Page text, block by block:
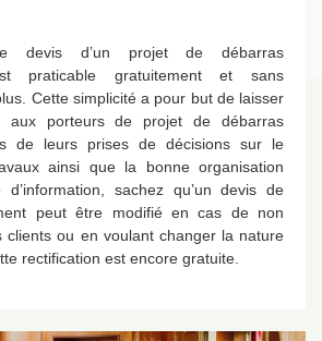
devis d’un projet de débarras
praticable gratuitement et sans
Cette simplicité a pour but de laisser
aux porteurs de projet de débarras
de leurs prises de décisions sur le
ainsi que la bonne organisation
sachez qu’un devis de
peut être modifié en cas de non
clients ou en voulant changer la nature
rectification est encore gratuite.